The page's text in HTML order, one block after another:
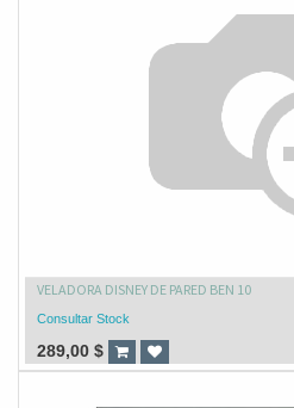
VELADORA DISNEY DE PARED BEN 10
Consultar Stock
289,00 $